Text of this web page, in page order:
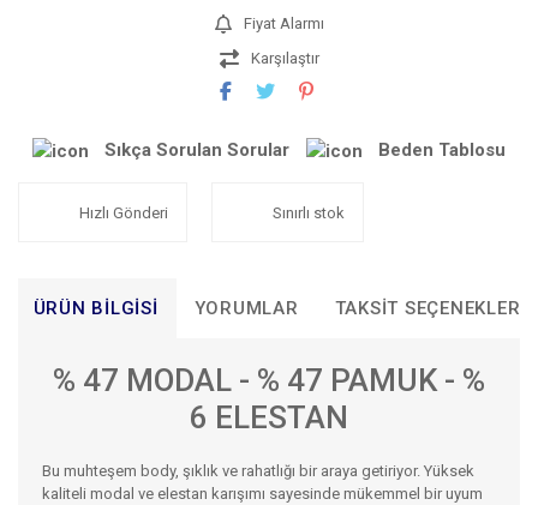
Fiyat Alarmı
Karşılaştır
Sıkça Sorulan Sorular Beden Tablosu
Hızlı Gönderi Sınırlı stok
ÜRÜN BILGISI YORUMLAR TAKSIT SEÇENEKLERI
% 47 MODAL - % 47 PAMUK - %
6 ELESTAN
Bu muhteşem body, şıklık ve rahatlığı bir araya getiriyor. Yüksek
kaliteli modal ve elestan karışımı sayesinde mükemmel bir uyum